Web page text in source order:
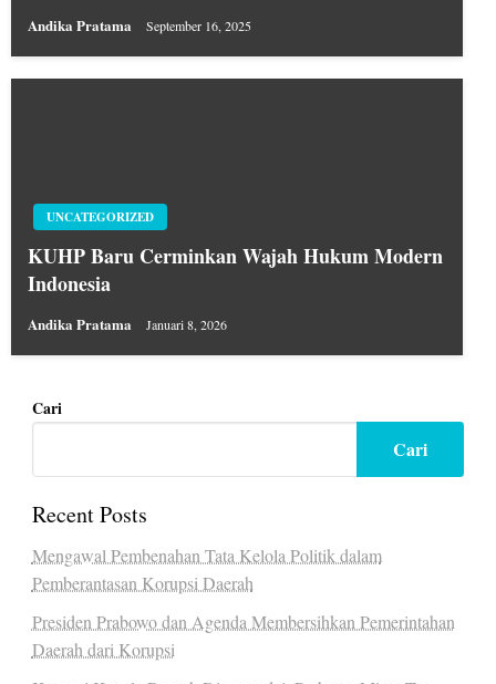
Andika Pratama September 16, 2025
UNCATEGORIZED
KUHP Baru Cerminkan Wajah Hukum Modern
Indonesia
Andika Pratama Januari 8, 2026
Cari
Cari
Recent Posts
Mengawal Pembenahan Tata Kelola Politik dalam
Pemberantasan Korupsi Daerah
Presiden Prabowo dan Agenda Membersihkan Pemerintahan
Daerah dari Korupsi